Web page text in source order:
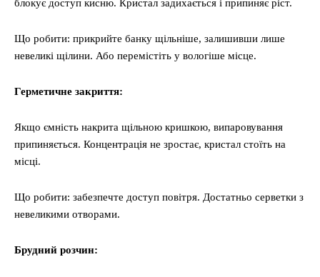
блокує доступ кисню. Кристал задихається і припиняє ріст.
Що робити: прикрийте банку щільніше, залишивши лише
невеликі щілини. Або перемістіть у вологіше місце.
Герметичне закриття:
Якщо ємність накрита щільною кришкою, випаровування
припиняється. Концентрація не зростає, кристал стоїть на
місці.
Що робити: забезпечте доступ повітря. Достатньо серветки з
невеликими отворами.
Брудний розчин: